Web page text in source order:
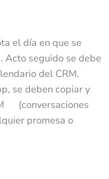
el día en que se
Acto seguido se debe
del CRM.
se deben copiar y
(conversaciones
promesa o